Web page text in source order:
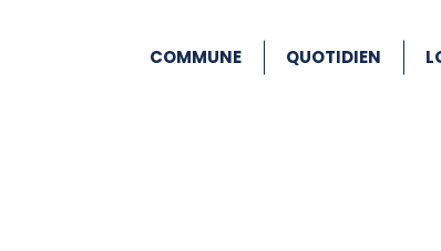
COMMUNE QUOTIDIEN